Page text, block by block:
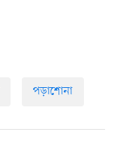
পড়াশোনা